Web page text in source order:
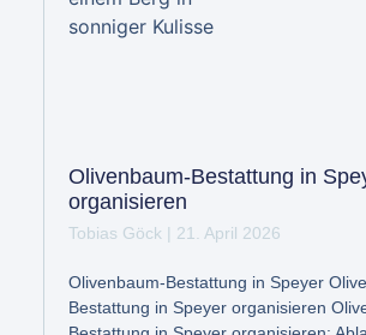
Olivenbaum-Bestattung in
organisieren
Tobias Göck 21. April 2026
Olivenbaum-Bestattung in Speyer
Bestattung in Speyer organisieren